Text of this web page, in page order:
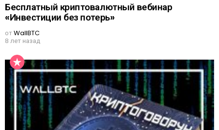
Бесплатный криптовалютный вебинар
«Инвестиции без потерь»
отWallBTC
8 лет назад